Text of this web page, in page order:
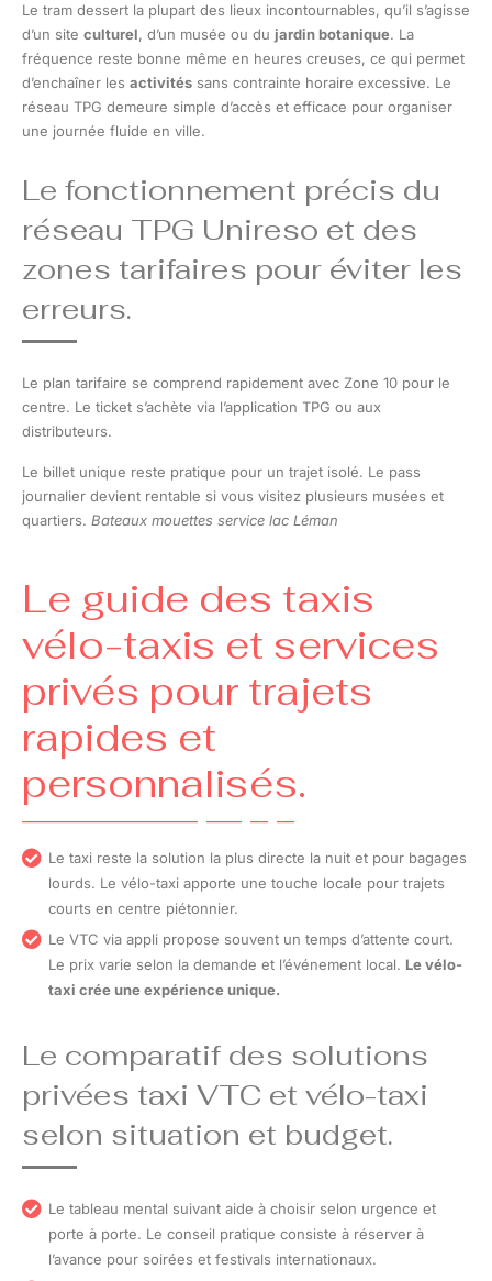
Le tram dessert la plupart des lieux incontournables, qu’il s’agisse
d’un site culturel, d’un musée ou du jardin botanique. La
fréquence reste bonne même en heures creuses, ce qui permet
d’enchaîner les activités sans contrainte horaire excessive. Le
réseau TPG demeure simple d’accès et efficace pour organiser
une journée fluide en ville.
Le fonctionnement précis du
réseau TPG Unireso et des
zones tarifaires pour éviter les
erreurs.
Le plan tarifaire se comprend rapidement avec Zone 10 pour le
centre. Le ticket s’achète via l’application TPG ou aux
distributeurs.
Le billet unique reste pratique pour un trajet isolé. Le pass
journalier devient rentable si vous visitez plusieurs musées et
quartiers. Bateaux mouettes service lac Léman
Le guide des taxis
vélo-taxis et services
privés pour trajets
rapides et
personnalisés.
Le taxi reste la solution la plus directe la nuit et pour bagages
lourds. Le vélo-taxi apporte une touche locale pour trajets
courts en centre piétonnier.
Le VTC via appli propose souvent un temps d’attente court.
Le prix varie selon la demande et l’événement local. Le vélo-
taxi crée une expérience unique.
Le comparatif des solutions
privées taxi VTC et vélo-taxi
selon situation et budget.
Le tableau mental suivant aide à choisir selon urgence et
porte à porte. Le conseil pratique consiste à réserver à
l’avance pour soirées et festivals internationaux.